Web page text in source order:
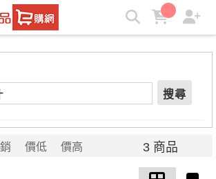
★聯華食品e購網★
搜尋
價低 價高 3 商品